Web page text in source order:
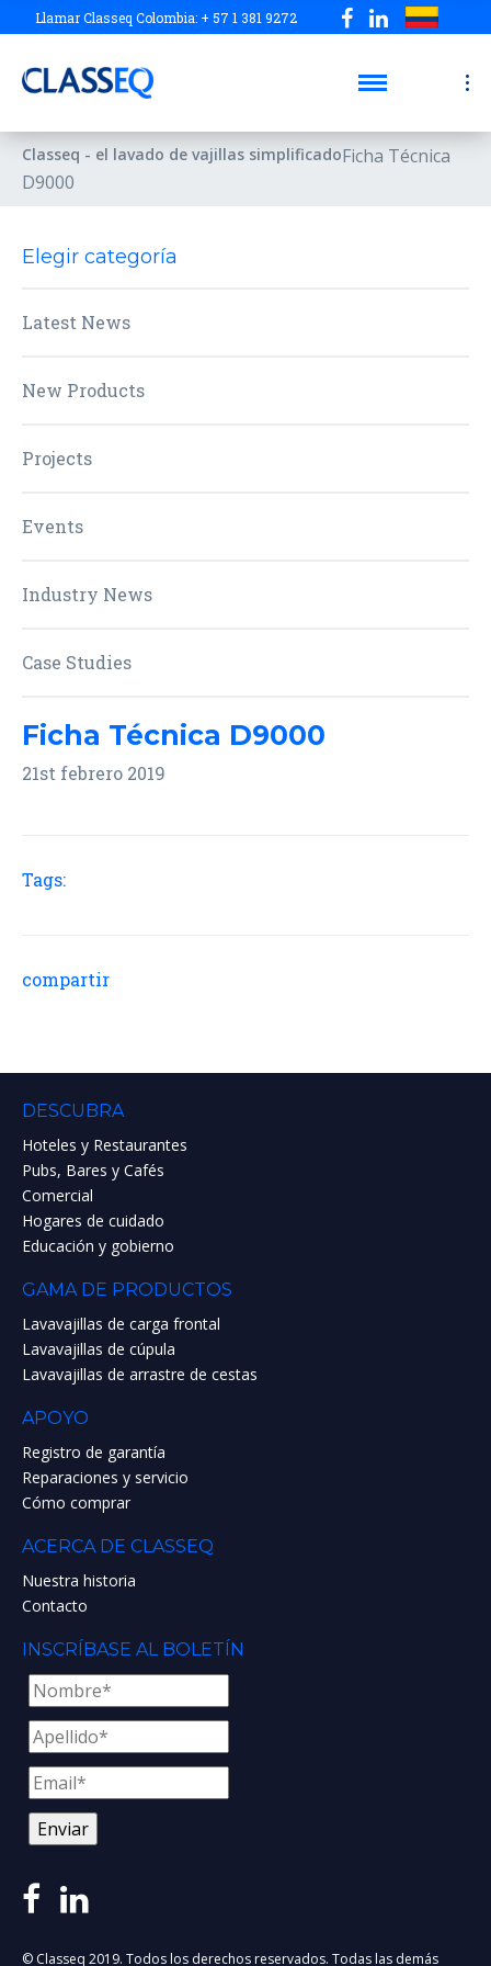
Llamar Classeq Colombia: + 57 1 381 9272
Classeq - el lavado de vajillas simplificadoFicha Técnica
D9000
Elegir categoría
Latest News
New Products
Projects
Events
Industry News
Case Studies
Ficha Técnica D9000
21st febrero 2019
Tags:
compartir
DESCUBRA
Hoteles y Restaurantes
Pubs, Bares y Cafés
Comercial
Hogares de cuidado
Educación y gobierno
GAMA DE PRODUCTOS
Lavavajillas de carga frontal
Lavavajillas de cúpula
Lavavajillas de arrastre de cestas
APOYO
Registro de garantía
Reparaciones y servicio
Cómo comprar
ACERCA DE CLASSEQ
Nuestra historia
Contacto
INSCRÍBASE AL BOLETÍN
© Classeq 2019. Todos los derechos reservados. Todas las demás